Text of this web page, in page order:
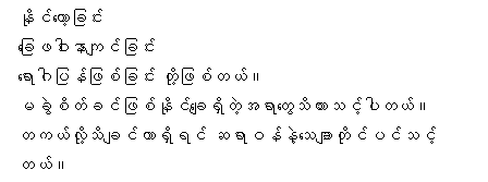
နိုင်တော့ခြင်း
ခြေဖဝါးနာကျင်ခြင်း
ရောဂါပြန်ဖြစ်ခြင်း တို့ဖြစ်တယ်။
မခွဲစိတ်ခင်ဖြစ်နိုင်ချေရှိတဲ့အရာတွေသိထားသင့်ပါတယ်။
တကယ်လို့သိချင်တာရှိရင် ဆရာဝန်နဲ့သေချာတိုင်ပင်သင့်
တယ်။